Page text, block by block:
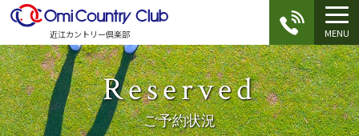
近江カントリー倶楽部 MENU
Reserved
ご予約状況